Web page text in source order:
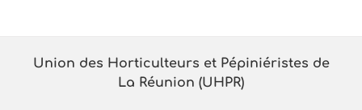
Union des Horticulteurs et Pépiniéristes de
La Réunion (UHPR)